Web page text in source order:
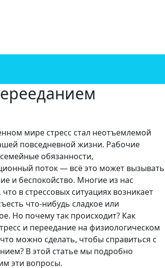
мире стресс стал неотъемлемой
повседневной жизни. Рабочие
обязанности,
поток — всё это может вызывать
и беспокойство. Многие из нас
в стрессовых ситуациях возникает
что-нибудь сладкое или
Но почему так происходит? Как
и переедание на физиологическом
можно сделать, чтобы справиться с
В этой статье мы подробно
эти вопросы.